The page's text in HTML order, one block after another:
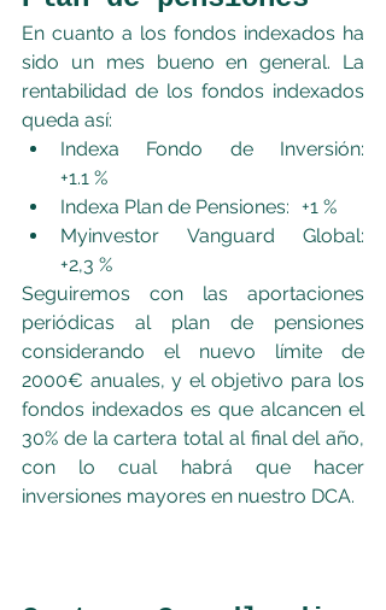
En cuanto a los fondos indexados ha
sido un mes bueno en general. La
rentabilidad de los fondos indexados
queda así:
Indexa Fondo de Inversión:
+1.1 %
Indexa Plan de Pensiones: 	+1 %
Myinvestor Vanguard Global:
+2,3 %
Seguiremos con las aportaciones
periódicas al plan de pensiones
considerando el nuevo límite de
2000€ anuales, y el objetivo para los
fondos indexados es que alcancen el
30% de la cartera total al final del año,
con lo cual habrá que hacer
inversiones mayores en nuestro DCA.